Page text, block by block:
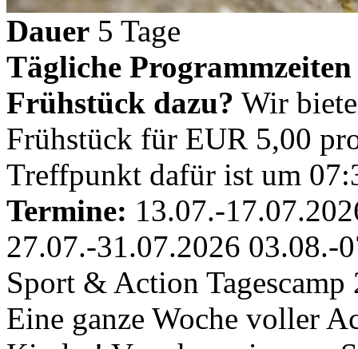
Dauer 5 Tage
Tägliche Programmzeiten
Frühstück dazu? Wir
Frühstück für EUR 5,00
Treffpunkt dafür ist um
Termine: 13.07.-
27.07.-31.07.2026 03.08.-
Sport & Action Tagescamp
Eine ganze Woche voller